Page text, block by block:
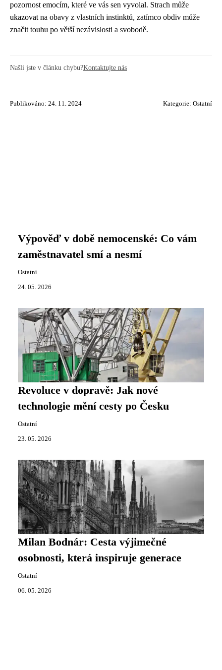
pozornost emocím, které ve vás sen vyvolal. Strach může
ukazovat na obavy z vlastních instinktů, zatímco obdiv může
značit touhu po větší nezávislosti a svobodě.
Našli jste v článku chybu?Kontaktujte nás
Publikováno: 24. 11. 2024 Kategorie: Ostatní
Výpověď v době nemocenské: Co vám
zaměstnavatel smí a nesmí
Ostatní
24. 05. 2026
Revoluce v dopravě: Jak nové
technologie mění cesty po Česku
Ostatní
23. 05. 2026
Milan Bodnár: Cesta výjimečné
osobnosti, která inspiruje generace
Ostatní
06. 05. 2026